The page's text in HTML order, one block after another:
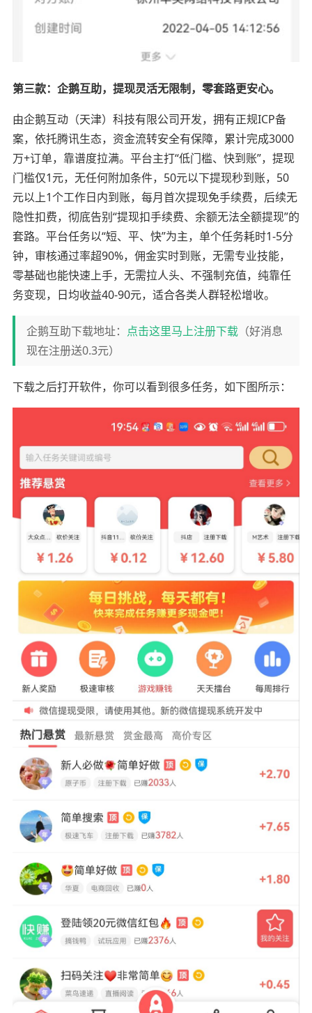
第三款：企鹅互助，提现灵活无限制，零套路更安心。
由企鹅互动（天津）科技有限公司开发，拥有正规ICP备
案，依托腾讯生态，资金流转安全有保障，累计完成3000
万+订单，靠谱度拉满。平台主打“低门槛、快到账”，提现
门槛仅1元，无任何附加条件，50元以下提现秒到账，50
元以上1个工作日内到账，每月首次提现免手续费，后续无
隐性扣费，彻底告别“提现扣手续费、余额无法全额提现”的
套路。平台任务以“短、平、快”为主，单个任务耗时1-5分
钟，审核通过率超90%，佣金实时到账，无需专业技能，
零基础也能快速上手，无需拉人头、不强制充值，纯靠任
务变现，日均收益40-90元，适合各类人群轻松增收。
企鹅互助下载地址： 点击这里马上注册下载（好消息
现在注册送0.3元）
下载之后打开软件，你可以看到很多任务，如下图所示：